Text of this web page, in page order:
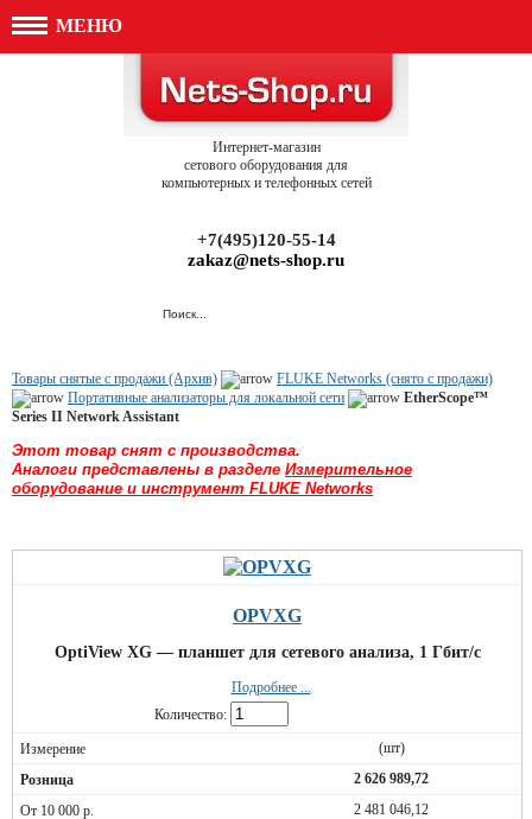
МЕНЮ
Интернет-магазин
сетового оборудования для
компьютерных и телефонных сетей
+7(495)120-55-14
zakaz@nets-shop.ru
Товары снятые с продажи (Архив)
FLUKE Networks (снято с продажи)
Портативные анализаторы для локальной сети
EtherScope™
Series II Network Assistant
Этот товар снят с производства.
Аналоги представлены в разделе Измерительное
оборудование и инструмент FLUKE Networks
OPVXG
OptiView XG — планшет для сетевого анализа, 1 Гбит/с
Подробнее ...
Количество:
(шт)
2 626 989,72
2 481 046,12